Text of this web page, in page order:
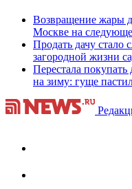
Возвращение жары
Москве на
Продать дачу стало
загородной жизни
Перестала
на зиму: гуще